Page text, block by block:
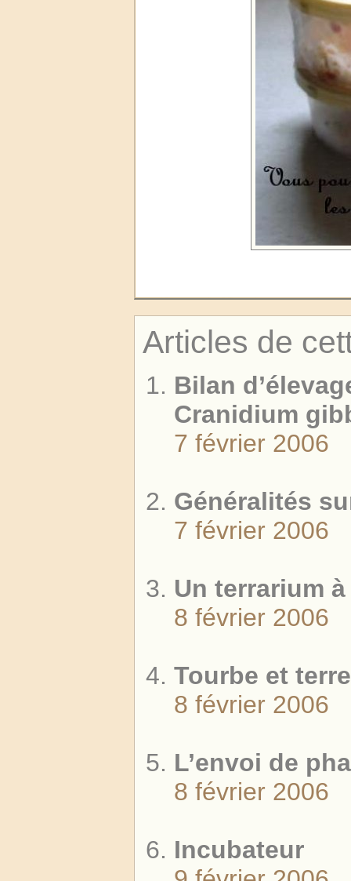
Articles de
Bilan
Cranidium
7 février 2006
Généralités
7 février 2006
Un terrarium
8 février 2006
Tourbe et
8 février 2006
L’envoi de
8 février 2006
Incubateur